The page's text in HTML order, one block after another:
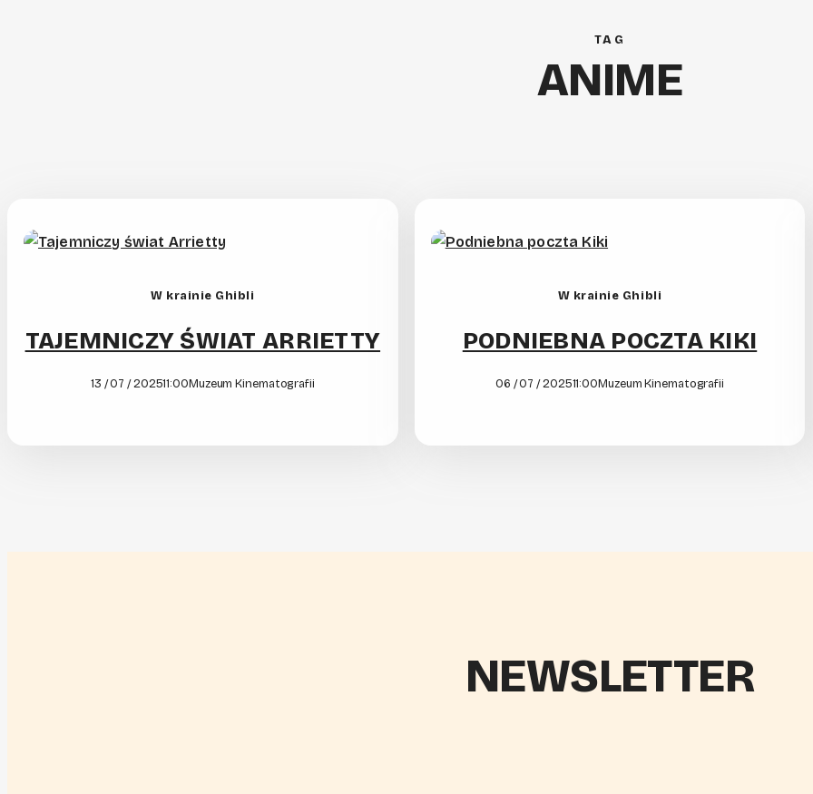
TAG
ANIME
W krainie Ghibli
TAJEMNICZY ŚWIAT ARRIETTY
13 / 07 / 202511:00Muzeum Kinematografii
W krainie Ghibli
PODNIEBNA POCZTA KIKI
06 / 07 / 202511:00Muzeum Kinematografii
NEWSLETTER